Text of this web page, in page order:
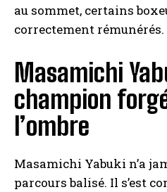
au sommet, certains
correctement rémunérés.
Masamichi
champion
l’ombre
Masamichi Yabuki n’a
parcours balisé. Il s’est